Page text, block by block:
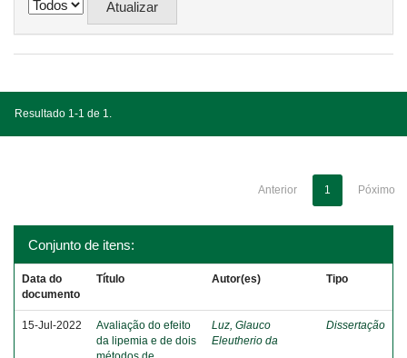
Resultado 1-1 de 1.
Anterior 1 Póximo
Conjunto de itens:
Data do
documento
Título Autor(es) Tipo
15-Jul-2022
Avaliação do efeito
da lipemia e de dois
Luz, Glauco
Eleutherio da
Dissertação